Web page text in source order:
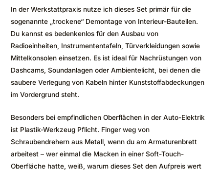
In der Werkstattpraxis nutze ich dieses Set primär für die
sogenannte „trockene“ Demontage von Interieur-Bauteilen.
Du kannst es bedenkenlos für den Ausbau von
Radioeinheiten, Instrumententafeln, Türverkleidungen sowie
Mittelkonsolen einsetzen. Es ist ideal für Nachrüstungen von
Dashcams, Soundanlagen oder Ambientelicht, bei denen die
saubere Verlegung von Kabeln hinter Kunststoffabdeckungen
im Vordergrund steht.
Besonders bei empfindlichen Oberflächen in der Auto-Elektrik
ist Plastik-Werkzeug Pflicht. Finger weg von
Schraubendrehern aus Metall, wenn du am Armaturenbrett
arbeitest – wer einmal die Macken in einer Soft-Touch-
Oberfläche hatte, weiß, warum dieses Set den Aufpreis wert